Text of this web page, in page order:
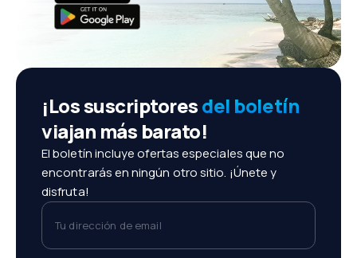
¡Los suscriptoresdel boletín
viajan más barato!
El boletín incluye ofertas especiales que no
encontrarás en ningún otro sitio. ¡Únete y
disfruta!
Tu dirección de email